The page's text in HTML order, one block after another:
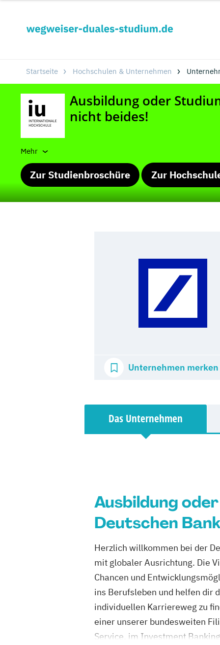
Startseite Hochschulen & Unternehmen
Mehr
Zur Studienbroschüre Zur
Unternehmen merken
Das Unternehmen
Ausbildung
Deutschen
Herzlich willkommen bei der
mit globaler Ausrichtung. Die
Chancen und
ins Berufsleben und helfen dir
individuellen Karriereweg zu
einer unserer bundesweiten
Service, im Investment